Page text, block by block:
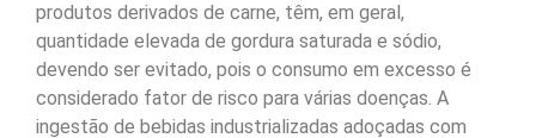
produtos derivados de carne, têm, em geral,
quantidade elevada de gordura saturada e sódio,
devendo ser evitado, pois o consumo em excesso é
considerado fator de risco para várias doenças. A
ingestão de bebidas industrializadas adoçadas com